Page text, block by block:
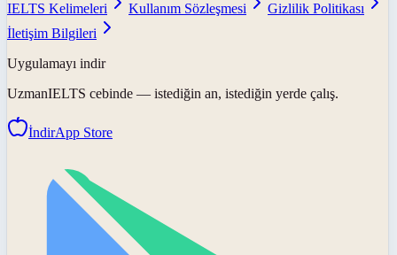
IELTS Kelimeleri
Kullanım Sözleşmesi
Gizlilik Politikası
İletişim Bilgileri
Uygulamayı indir
UzmanIELTS cebinde — istediğin an, istediğin yerde çalış.
İndirApp Store